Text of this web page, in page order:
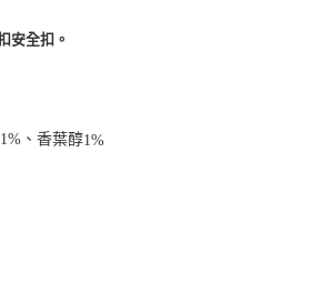
安全扣。
1% 、香葉醇1%